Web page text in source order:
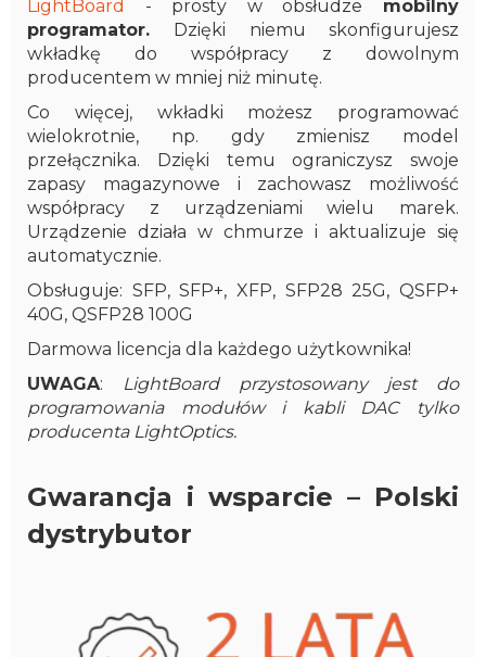
LightBoard - prosty w obsłudze mobilny
programator. Dzięki niemu skonfigurujesz
wkładkę do współpracy z dowolnym
producentem w mniej niż minutę.
Co więcej, wkładki możesz programować
wielokrotnie, np. gdy zmienisz model
przełącznika. Dzięki temu ograniczysz swoje
zapasy magazynowe i zachowasz możliwość
współpracy z urządzeniami wielu marek.
Urządzenie działa w chmurze i aktualizuje się
automatycznie.
Obsługuje: SFP, SFP+, XFP, SFP28 25G, QSFP+
40G, QSFP28 100G
Darmowa licencja dla każdego użytkownika!
UWAGA:
LightBoard przystosowany jest do
programowania modułów i kabli DAC tylko
producenta LightOptics.
Gwarancja i wsparcie – Polski
dystrybutor